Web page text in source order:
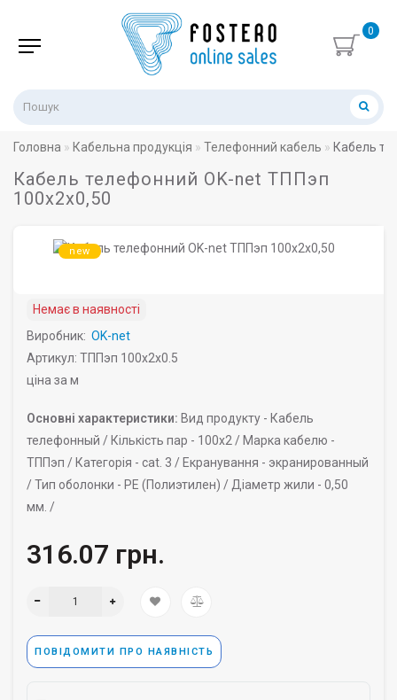
0
Головна Кабельна продукція Телефонний кабель Кабель
Кабель телефонний OK-net ТППэп
100х2х0,50
new
Немає в наявності
Виробник: OK-net
Артикул: ТППэп 100х2х0.5
ціна за м
Основні характеристики: Вид продукту - Кабель
телефонный /Кількість пар - 100х2 /Марка кабелю -
ТППэп /Категорія - cat. 3 /Екранування - экранированный
/Тип оболонки - PE (Полиэтилен) / Діаметр жили - 0,50
мм. /
316.07 грн.
ПОВІДОМИТИ ПРО НАЯВНІСТЬ